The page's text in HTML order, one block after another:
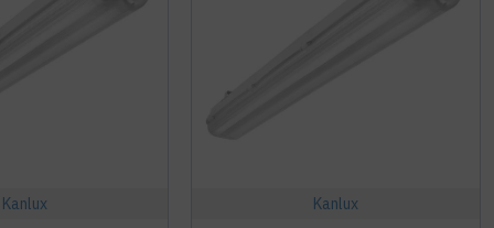
Kanlux Kanlux